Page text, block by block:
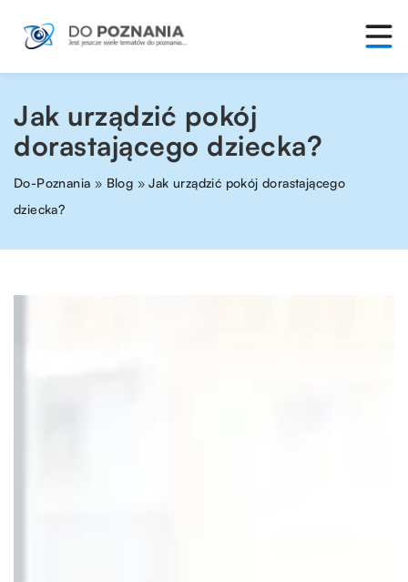
Jak urządzić pokój
dorastającego dziecka?
Do-Poznania » Blog »Jak urządzić pokój dorastającego
dziecka?